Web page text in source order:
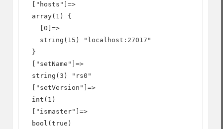
  ["hosts"]=>
  array(1) {
    [0]=>
    string(15) "localhost:27017"
  }
  ["setName"]=>
  string(3) "rs0"
  ["setVersion"]=>
  int(1)
  ["ismaster"]=>
  bool(true)